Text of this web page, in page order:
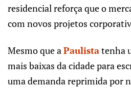
residencial reforça que o
com novos projetos
Mesmo que aPaulistatenha
mais baixas da cidade para
uma demanda reprimida por